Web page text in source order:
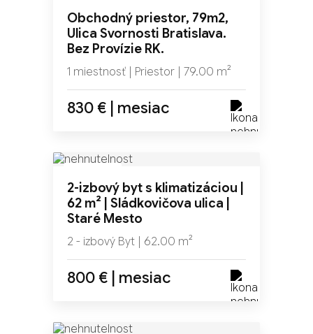
Obchodný priestor, 79m2,
Ulica Svornosti Bratislava.
Bez Provízie RK.
1 miestnosť | Priestor | 79.00 m²
830 € | mesiac
2-izbový byt s klimatizáciou |
62 m² | Sládkovičova ulica |
Staré Mesto
2 - izbový Byt | 62.00 m²
800 € | mesiac